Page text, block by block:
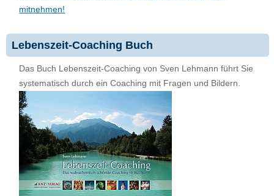
mitnehmen!
Lebenszeit-Coaching Buch
Das Buch Lebenszeit-Coaching von Sven Lehmann führt Sie
systematisch durch ein Coaching mit Fragen und Bildern.